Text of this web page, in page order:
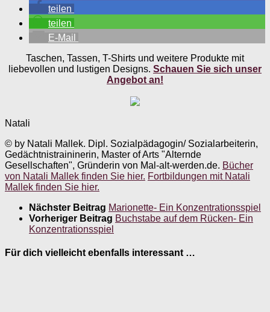
teilen
teilen
E-Mail
Taschen, Tassen, T-Shirts und weitere Produkte mit
liebevollen und lustigen Designs. Schauen Sie sich unser
Angebot an!
Natali
© by Natali Mallek. Dipl. Sozialpädagogin/ Sozialarbeiterin,
Gedächtnistraininerin, Master of Arts "Alternde
Gesellschaften", Gründerin von Mal-alt-werden.de. Bücher
von Natali Mallek finden Sie hier. Fortbildungen mit Natali
Mallek finden Sie hier.
Nächster Beitrag Marionette- Ein Konzentrationsspiel
Vorheriger Beitrag Buchstabe auf dem Rücken- Ein
Konzentrationsspiel
Für dich vielleicht ebenfalls interessant …